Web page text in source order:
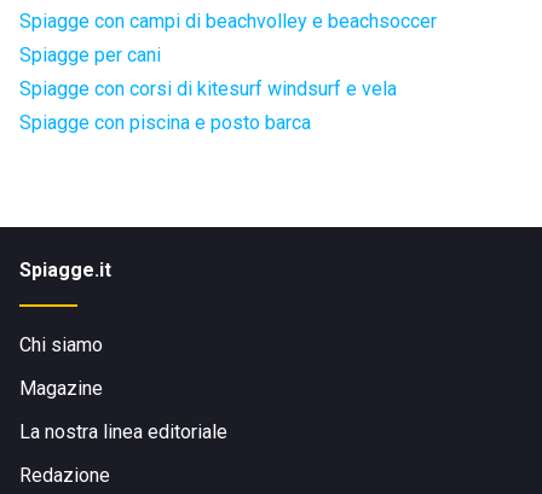
Spiagge con campi di beachvolley e beachsoccer
Spiagge per cani
Spiagge con corsi di kitesurf windsurf e vela
Spiagge con piscina e posto barca
Spiagge.it
Chi siamo
Magazine
La nostra linea editoriale
Redazione